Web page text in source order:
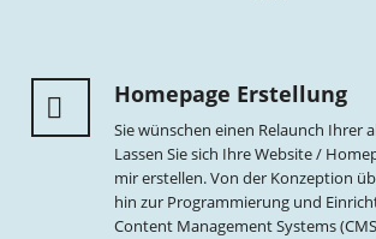
Homepage Erstellung
Sie wünschen einen Relaunch Ihrer
Lassen Sie sich Ihre Website /
mir erstellen. Von der Konzeption
hin zur Programmierung und
Content Management Systems